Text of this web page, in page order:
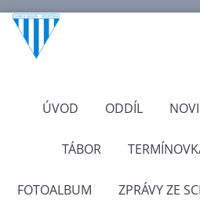
ÚVOD ODDÍL
TÁBOR
FOTOALBUM ZPRÁVY ZE